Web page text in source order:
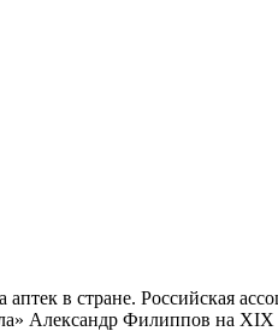
в стране. Российская
Александр Филиппов на